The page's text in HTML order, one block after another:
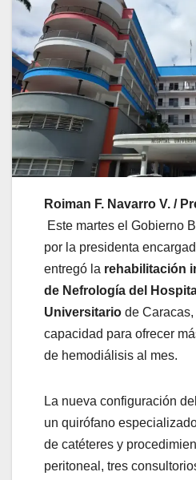
Roiman F. Navarro V. /
Este martes el Gobierno
por la presidenta
entregó la rehabilitación
de Nefrología del
Universitario de
capacidad para ofrecer
de hemodiálisis al mes.
La nueva configuración
un quirófano
de catéteres y
peritoneal, tres